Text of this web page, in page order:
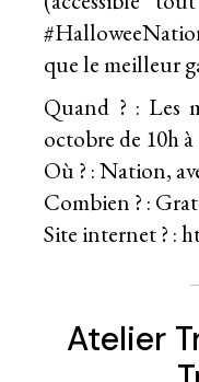
que le meilleur
Quand ? : Les
octobre de 10h
Où ? : Nation,
Combien ? :
Site internet ? :
Atelier